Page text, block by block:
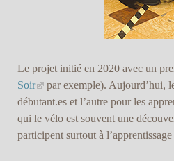
Le projet initié en 2020 avec un
Soir
par exemple). Aujourd’hui,
débutant.es et l’autre pour les
qui le vélo est souvent une
participent surtout à